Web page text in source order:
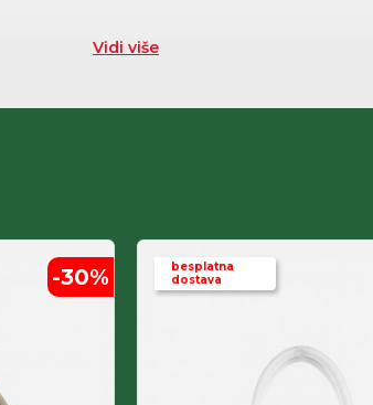
Vidi više
-30%
besplatna
dostava